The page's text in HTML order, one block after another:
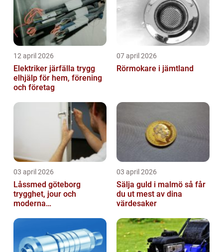
12 april 2026
Elektriker järfälla trygg
elhjälp för hem, förening
och företag
07 april 2026
Rörmokare i jämtland
03 april 2026
Låssmed göteborg
trygghet, jour och
moderna
03 april 2026
Sälja guld i malmö så får
du ut mest av dina
värdesaker